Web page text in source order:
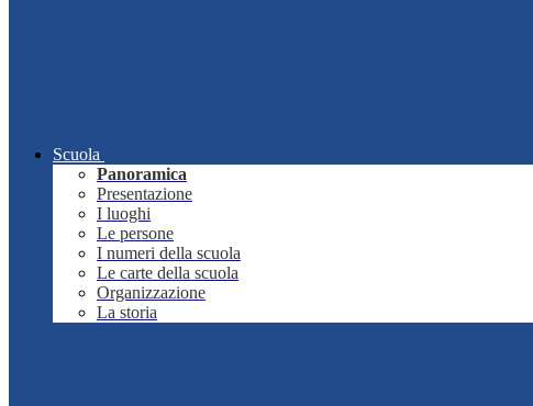
Scuola
Panoramica
Presentazione
I luoghi
Le persone
I numeri della scuola
Le carte della scuola
Organizzazione
La storia